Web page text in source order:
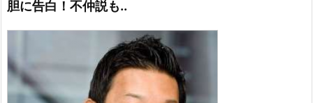
胆に告白！不仲説も..